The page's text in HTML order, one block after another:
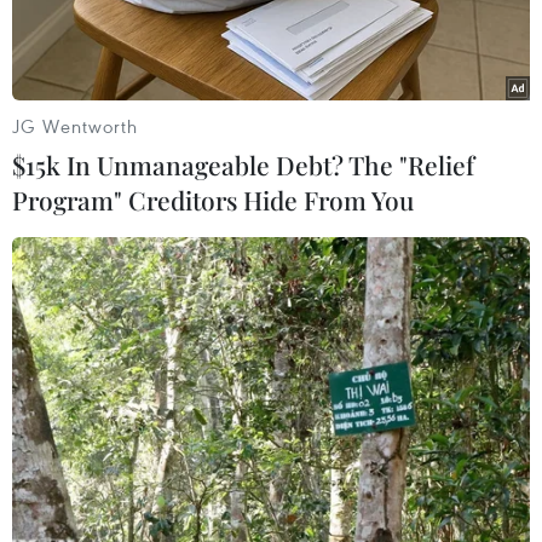
đối với chi tiêu sinh hoạt của gia đình lao động.
Tỷ phú Jeff Bezos. (Ảnh: AFP/TTXVN)
Chủ tịch điều hành tập đoàn Amazon Jeff Bezos
ngày 20/5 đã kêu gọi chính phủ liên bang Mỹ
JG Wentworth
$15k In Unmanageable Debt? The "Relief
Program" Creditors Hide From You